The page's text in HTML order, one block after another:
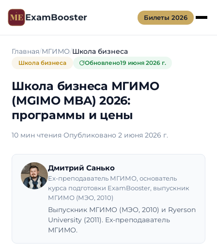
ExamBooster Билеты 2026
Главная МГИМО Школа бизнеса
Школа бизнеса Обновлено19 июня 2026 г.
Школа бизнеса МГИМО
(MGIMO MBA) 2026:
программы и цены
10 мин чтения·Опубликовано 2 июня 2026 г.
Дмитрий Санько
Ex-преподаватель МГИМО, основатель
курса подготовки ExamBooster, выпускник
МГИМО (МЭО, 2010)
Выпускник МГИМО (МЭО, 2010) и Ryerson
University (2011). Ex-преподаватель
МГИМО.